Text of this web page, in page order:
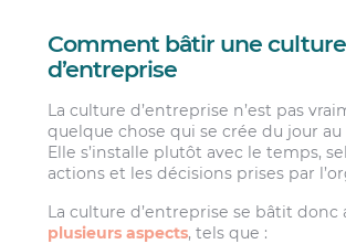
Comment bâtir une culture
d’entreprise
La culture d’entreprise n’est pas
quelque chose qui se crée du jour
Elle s’installe plutôt avec le temps,
actions et les décisions prises par
La culture d’entreprise se bâtit donc
plusieurs aspects, tels que :